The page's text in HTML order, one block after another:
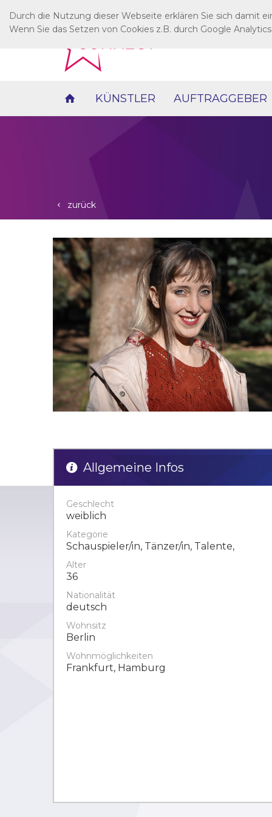
KÜNSTLER AUFTRAGGEBER
zurück
Allgemeine Infos
Geschlecht
weiblich
Kategorie
Schauspieler/in, Tänzer/in, Talente,
Alter
36
Nationalität
deutsch
Wohnsitz
Berlin
Wohnmöglichkeiten
Frankfurt, Hamburg
Durch die Nutzung dieser Webseite erklären Sie sich damit
Wenn Sie das Setzen von Cookies z.B. durch Google